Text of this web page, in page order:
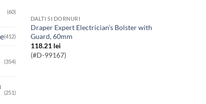
(60)
(412)
(354)
(251)
DALTI SI DORNURI
Draper Expert Electrician’s Bolster with
Guard, 60mm
118.21 lei
(#D-99167)